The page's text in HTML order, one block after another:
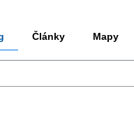
Články Mapy